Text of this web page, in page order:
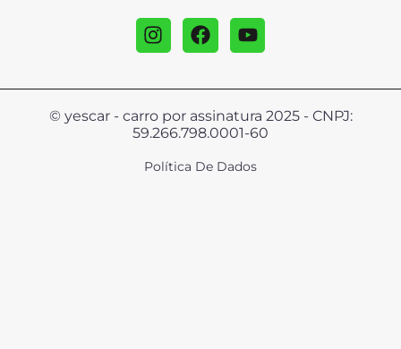
© yescar - carro por assinatura 2025 - CNPJ:
59.266.798.0001-60
Política De Dados